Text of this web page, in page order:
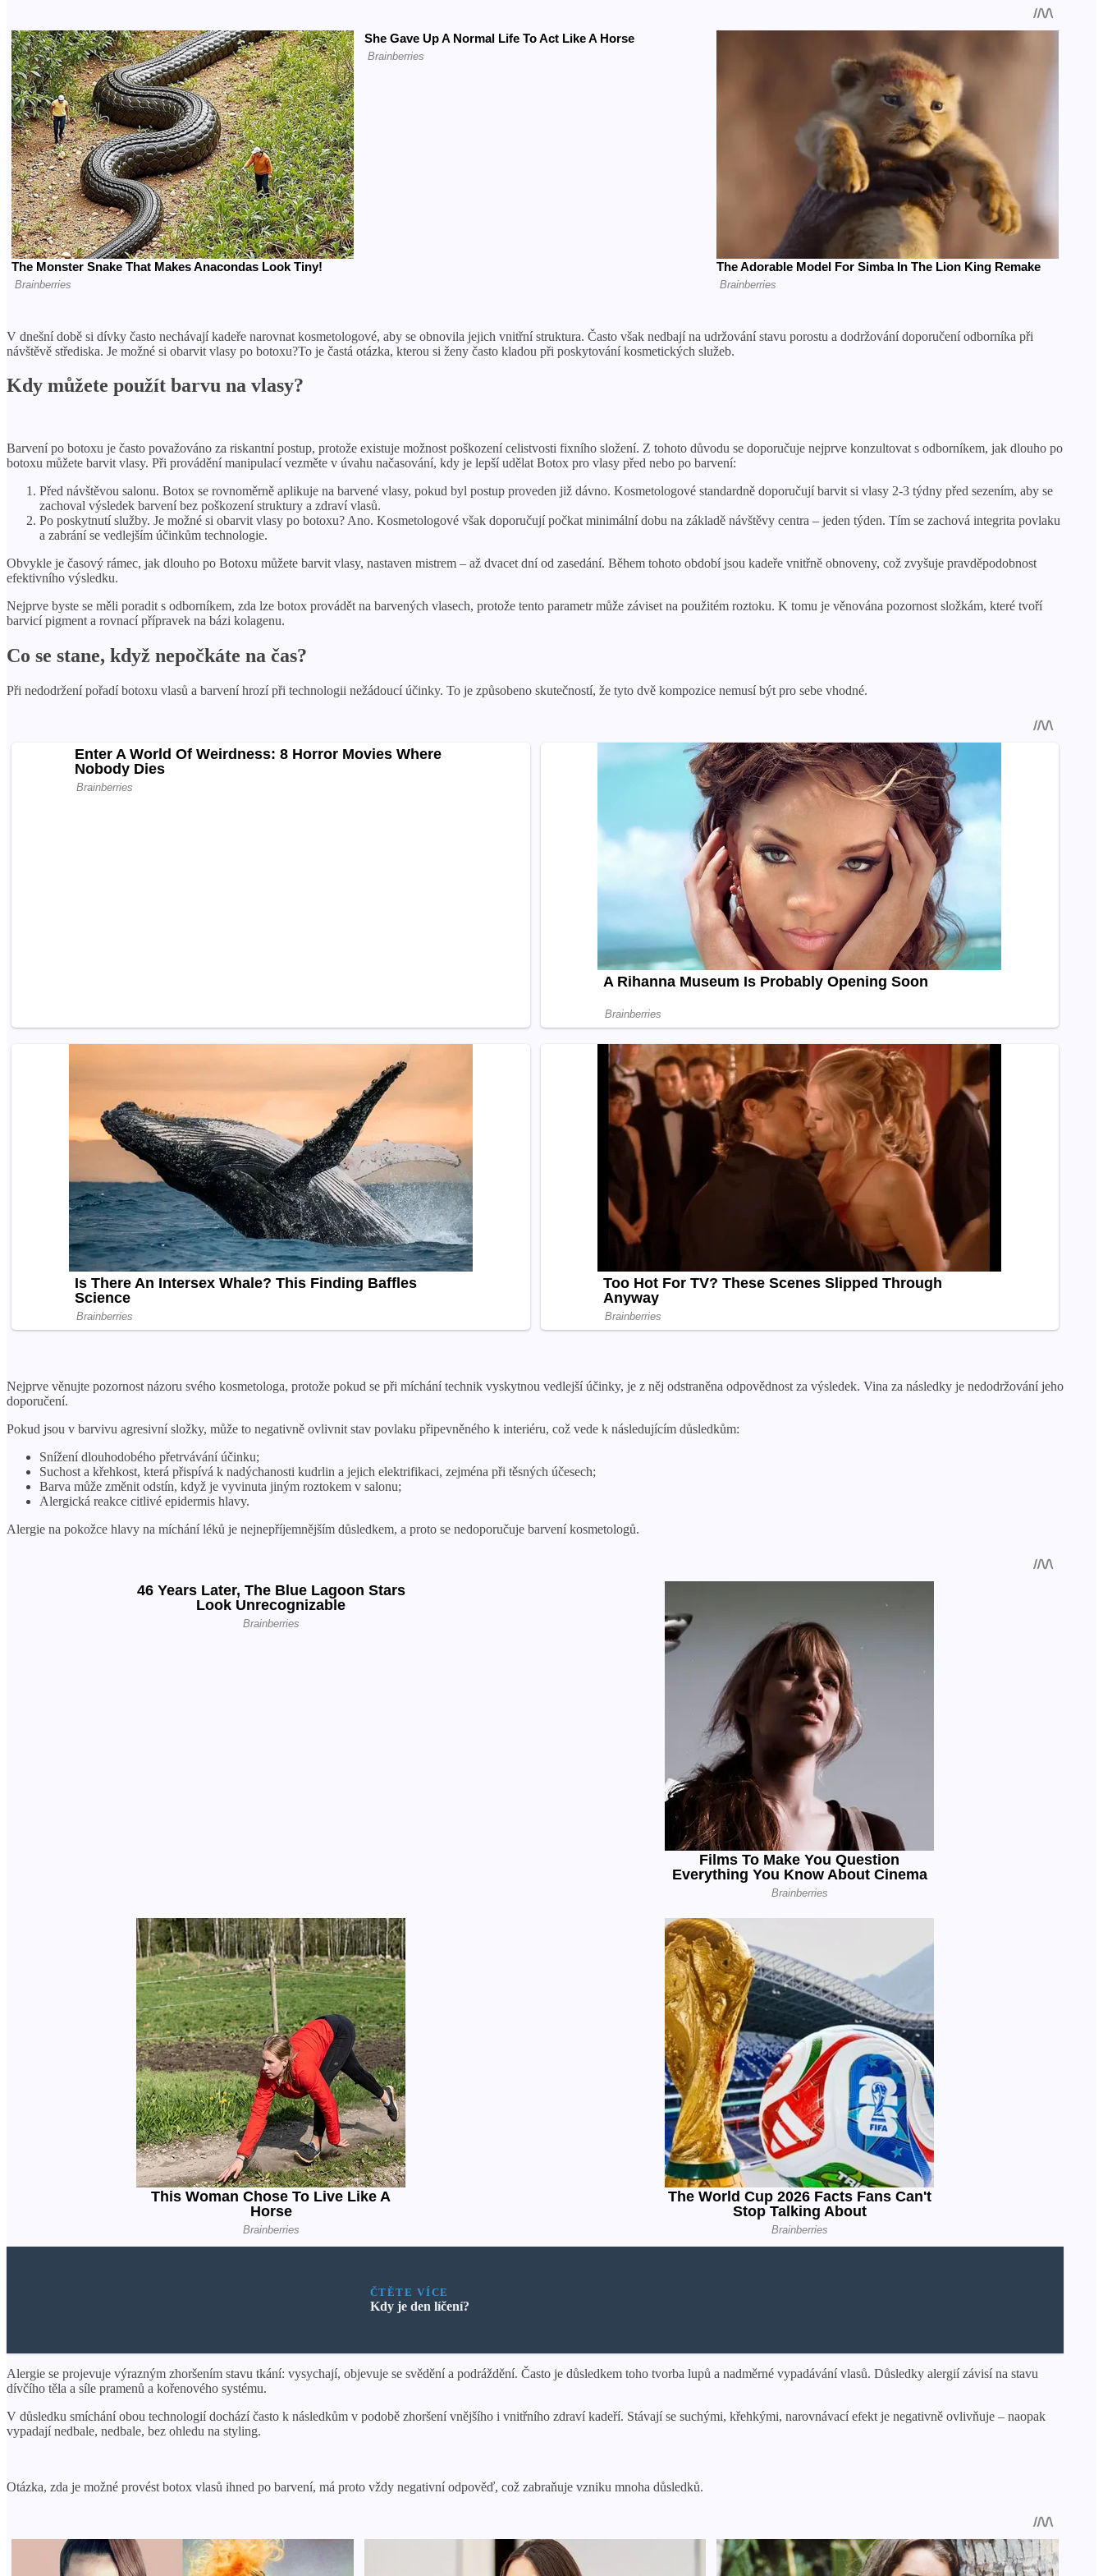
V dnešní době si dívky často nechávají kadeře narovnat kosmetologové, aby se obnovila jejich vnitřní struktura. Často však nedbají na udržování stavu porostu a dodržování doporučení odborníka při
návštěvě střediska. Je možné si obarvit vlasy po botoxu?To je častá otázka, kterou si ženy často kladou při poskytování kosmetických služeb.
Kdy můžete použít barvu na vlasy?
Barvení po botoxu je často považováno za riskantní postup, protože existuje možnost poškození celistvosti fixního složení. Z tohoto důvodu se doporučuje nejprve konzultovat s odborníkem, jak dlouho po
botoxu můžete barvit vlasy. Při provádění manipulací vezměte v úvahu načasování, kdy je lepší udělat Botox pro vlasy před nebo po barvení:
Před návštěvou salonu. Botox se rovnoměrně aplikuje na barvené vlasy, pokud byl postup proveden již dávno. Kosmetologové standardně doporučují barvit si vlasy 2-3 týdny před sezením, aby se
zachoval výsledek barvení bez poškození struktury a zdraví vlasů.
Po poskytnutí služby. Je možné si obarvit vlasy po botoxu? Ano. Kosmetologové však doporučují počkat minimální dobu na základě návštěvy centra – jeden týden. Tím se zachová integrita povlaku
a zabrání se vedlejším účinkům technologie.
Obvykle je časový rámec, jak dlouho po Botoxu můžete barvit vlasy, nastaven mistrem – až dvacet dní od zasedání. Během tohoto období jsou kadeře vnitřně obnoveny, což zvyšuje pravděpodobnost
efektivního výsledku.
Nejprve byste se měli poradit s odborníkem, zda lze botox provádět na barvených vlasech, protože tento parametr může záviset na použitém roztoku. K tomu je věnována pozornost složkám, které tvoří
barvicí pigment a rovnací přípravek na bázi kolagenu.
Co se stane, když nepočkáte na čas?
Při nedodržení pořadí botoxu vlasů a barvení hrozí při technologii nežádoucí účinky. To je způsobeno skutečností, že tyto dvě kompozice nemusí být pro sebe vhodné.
Nejprve věnujte pozornost názoru svého kosmetologa, protože pokud se při míchání technik vyskytnou vedlejší účinky, je z něj odstraněna odpovědnost za výsledek. Vina za následky je nedodržování jeho
doporučení.
Pokud jsou v barvivu agresivní složky, může to negativně ovlivnit stav povlaku připevněného k interiéru, což vede k následujícím důsledkům:
Snížení dlouhodobého přetrvávání účinku;
Suchost a křehkost, která přispívá k nadýchanosti kudrlin a jejich elektrifikaci, zejména při těsných účesech;
Barva může změnit odstín, když je vyvinuta jiným roztokem v salonu;
Alergická reakce citlivé epidermis hlavy.
Alergie na pokožce hlavy na míchání léků je nejnepříjemnějším důsledkem, a proto se nedoporučuje barvení kosmetologů.
ČTĚTE VÍCE
Kdy je den líčení?
Alergie se projevuje výrazným zhoršením stavu tkání: vysychají, objevuje se svědění a podráždění. Často je důsledkem toho tvorba lupů a nadměrné vypadávání vlasů. Důsledky alergií závisí na stavu
dívčího těla a síle pramenů a kořenového systému.
V důsledku smíchání obou technologií dochází často k následkům v podobě zhoršení vnějšího i vnitřního zdraví kadeří. Stávají se suchými, křehkými, narovnávací efekt je negativně ovlivňuje – naopak
vypadají nedbale, nedbale, bez ohledu na styling.
Otázka, zda je možné provést botox vlasů ihned po barvení, má proto vždy negativní odpověď, což zabraňuje vzniku mnoha důsledků.